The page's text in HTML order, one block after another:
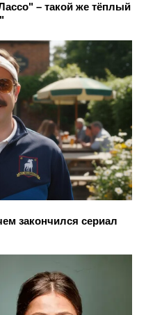
– такой же тёплый
закончился сериал